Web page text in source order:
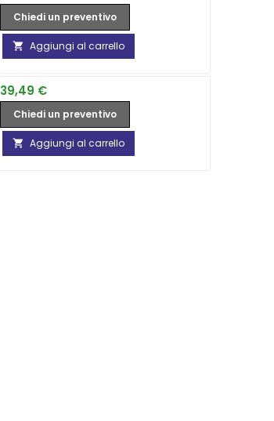
Chiedi un preventivo
 Aggiungi al carrello
Prezzo
39,49 €
Chiedi un preventivo
 Aggiungi al carrello